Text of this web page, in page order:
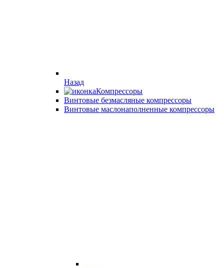
Назад
Компрессоры
Винтовые безмасляные компрессоры
Винтовые маслонаполненные компрессоры